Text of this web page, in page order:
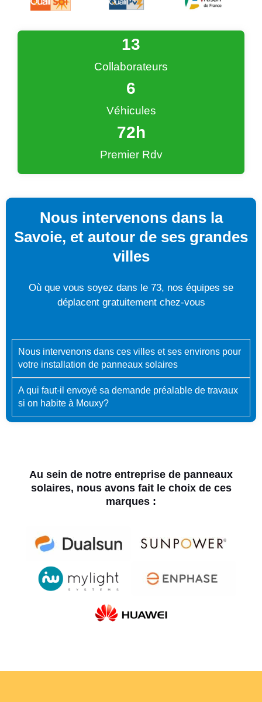
Collaborateurs
13
Véhicules
6
Premier Rdv
72h
Nous intervenons dans la
Savoie, et autour de ses grandes
villes
Où que vous soyez dans le 73, nos équipes se
déplacent gratuitement chez-vous
Nous intervenons dans ces villes et ses environs pour
votre installation de panneaux solaires
A qui faut-il envoyé sa demande préalable de travaux
si on habite à Mouxy?
Au sein de notre entreprise de panneaux
solaires, nous avons fait le choix de ces
marques :